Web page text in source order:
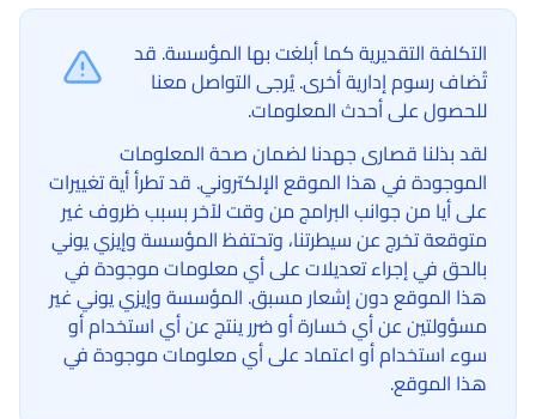
التكلفة التقديرية كما أبلغت بها المؤسسة. قد
تُضاف رسوم إدارية أخرى. يُرجى التواصل معنا
للحصول على أحدث المعلومات.
لقد بذلنا قصارى جهدنا لضمان صحة المعلومات
الموجودة في هذا الموقع الإلكتروني. قد تطرأ أية تغييرات
على أيا من جوانب البرامج من وقت لآخر بسبب ظروف غير
متوقعة تخرج عن سيطرتنا، وتحتفظ المؤسسة وإيزي يوني
بالحق في إجراء تعديلات على أي معلومات موجودة في
هذا الموقع دون إشعار مسبق. المؤسسة وإيزي يوني غير
مسؤولتين عن أي خسارة أو ضرر ينتج عن أي استخدام أو
سوء استخدام أو اعتماد على أي معلومات موجودة في
هذا الموقع.